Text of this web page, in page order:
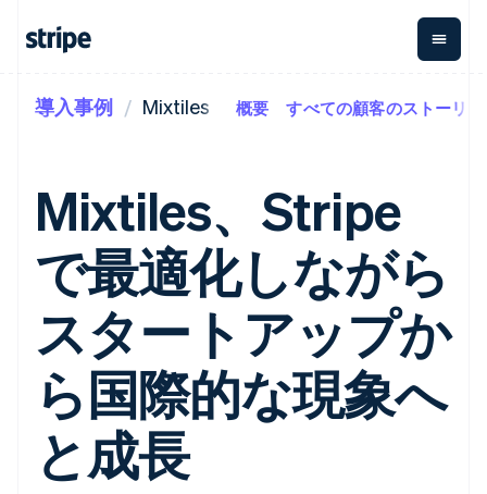
支払い
オンライン決
済
Managed
Payments
マーチャント
オブレコード
ソリューショ
ン
Payment links
コーディング
不要の決済ペ
ージ
Checkout
構築済み決済
UI
Elements
柔軟な UI コン
収益
Metronome
従量課金
サブスクリ
プション
サブスクリ
プションの
Invoicing
1 回限りまた
は継続
Tax
資金管
Global
Payouts
第三者
への入
金
プラッ
プラッ
フォー
決済の
企業規模別
ユースケース別
エージェンティックコマ
ース
E コマース / ECサイト
埋込型金融
請求・財務関連
グローバルビジネス
アプリ内決済
マーケットプレイス
資金管理
プラットフォーム
ドキュメント
ライブラリと SDK
Stripe Apps
ガイド
オンライン決済を受け付
け
構築済みの決済を実装
プラットフォームまたは
マーケットプレイスを構
築する
サブスクリプションを管
理
学ぶ
ガイド
サポート
サポートに問い合わせる
管理サポートプラン
プロフェッショナルサー
ビス
会社
導入事例 Mixtiles 概要 すべての顧客のストーリー
Mixtiles、Stripe
で最適化しながら
スタートアップか
ら国際的な現象へ
と成長